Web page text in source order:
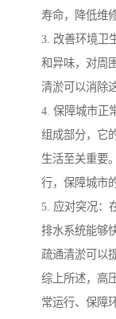
寿命，降低维
3. 改善环境卫
和异味，对周
清淤可以消除
4. 保障城市正
组成部分，它
生活至关重要
行，保障城市
5. 应对突况：
排水系统能够
疏通清淤可以
综上所述，高
常运行、保障